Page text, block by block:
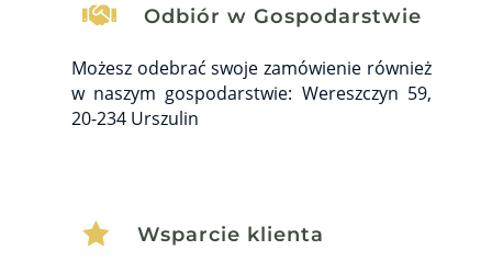
 Odbiór w Gospodarstwie
Możesz odebrać swoje zamówienie również
w naszym gospodarstwie: Wereszczyn 59,
20-234 Urszulin
 Wsparcie klienta